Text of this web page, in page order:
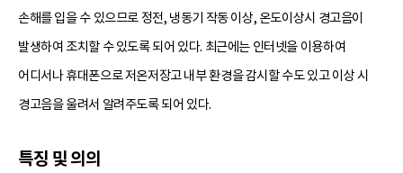
손해를 입을 수 있으므로 정전, 냉동기 작동 이상, 온도이상시 경고음이
발생하여 조치할 수 있도록 되어 있다. 최근에는 인터넷을 이용하여
어디서나 휴대폰으로 저온저장고 내부 환경을 감시할 수도 있고 이상 시
경고음을 울려서 알려주도록 되어 있다.
특징 및 의의